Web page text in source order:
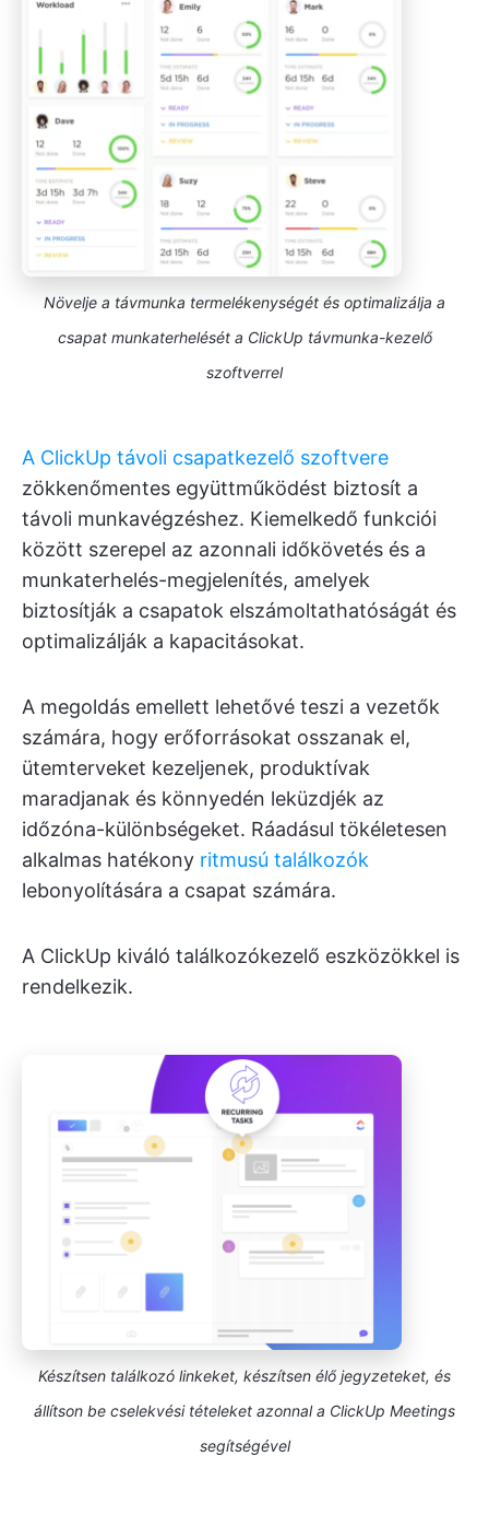
Növelje a távmunka termelékenységét és optimalizálja a
csapat munkaterhelését a ClickUp távmunka-kezelő
szoftverrel
A ClickUp távoli csapatkezelő szoftvere
zökkenőmentes együttműködést biztosít a
távoli munkavégzéshez. Kiemelkedő funkciói
között szerepel az azonnali időkövetés és a
munkaterhelés-megjelenítés, amelyek
biztosítják a csapatok elszámoltathatóságát és
optimalizálják a kapacitásokat.
A megoldás emellett lehetővé teszi a vezetők
számára, hogy erőforrásokat osszanak el,
ütemterveket kezeljenek, produktívak
maradjanak és könnyedén leküzdjék az
időzóna-különbségeket. Ráadásul tökéletesen
alkalmas hatékony ritmusú találkozók
lebonyolítására a csapat számára.
A ClickUp kiváló találkozókezelő eszközökkel is
rendelkezik.
Készítsen találkozó linkeket, készítsen élő jegyzeteket, és
állítson be cselekvési tételeket azonnal a ClickUp Meetings
segítségével